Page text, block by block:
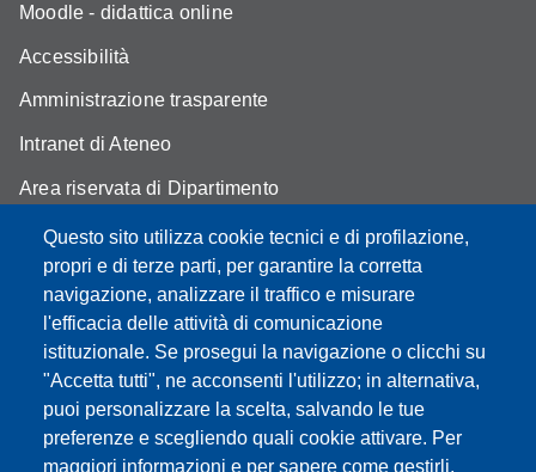
Questo sito utilizza cookie tecnici e di profilazione,
propri e di terze parti, per garantire la corretta
navigazione, analizzare il traffico e misurare
l'efficacia delle attività di comunicazione
istituzionale. Se prosegui la navigazione o clicchi su
"Accetta tutti", ne acconsenti l'utilizzo; in alternativa,
puoi personalizzare la scelta, salvando le tue
preferenze e scegliendo quali cookie attivare. Per
maggiori informazioni e per sapere come gestirli,
Moodle - didattica online
Accessibilità
Amministrazione trasparente
Intranet di Ateneo
Area riservata di Dipartimento
Cambia idea sui cookie
Privacy e cookie policy
Partita IVA: 00427620364
Dipartimento di Economia Marco Biagi
Sede: Via Berengario 51 - 41121 Modena